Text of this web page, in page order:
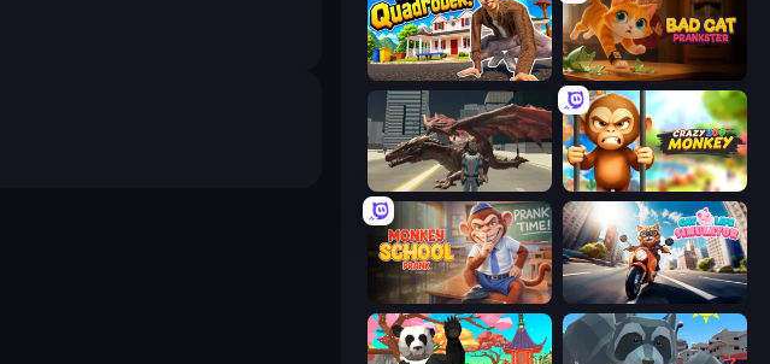
I Am Quadrober! Bad Cat Prankster
Dragon Vice City Crazy Zoo Monkey
Monkey School Prank Cat Life Simulator